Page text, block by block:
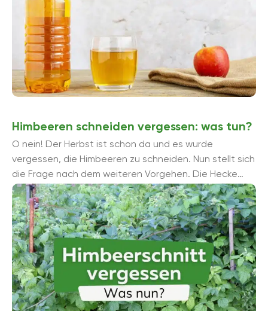
Himbeeren schneiden vergessen: was tun?
O nein! Der Herbst ist schon da und es wurde
vergessen, die Himbeeren zu schneiden. Nun stellt sich
die Frage nach dem weiteren Vorgehen. Die Hecke
ruhen lassen oder doch ...